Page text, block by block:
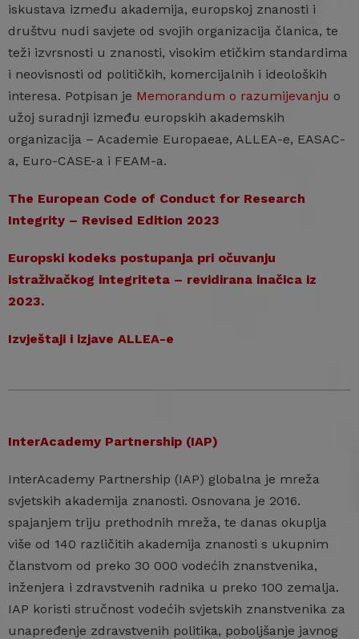
iskustava između akademija, europskoj znanosti i
društvu nudi savjete od svojih organizacija članica, te
teži izvrsnosti u znanosti, visokim etičkim standardima
i neovisnosti od političkih, komercijalnih i ideoloških
interesa. Potpisan je Memorandum o razumijevanju o
užoj suradnji između europskih akademskih
organizacija – Academie Europaeae, ALLEA-e, EASAC-
a, Euro-CASE-a i FEAM-a.
The European Code of Conduct for Research
Integrity – Revised Edition 2023
Europski kodeks postupanja pri očuvanju
istraživačkog integriteta – revidirana inačica iz
2023.
Izvještaji i izjave ALLEA-e
InterAcademy Partnership (IAP)
InterAcademy Partnership (IAP) globalna je mreža
svjetskih akademija znanosti. Osnovana je 2016.
spajanjem triju prethodnih mreža, te danas okuplja
više od 140 različitih akademija znanosti s ukupnim
članstvom od preko 30 000 vodećih znanstvenika,
inženjera i zdravstvenih radnika u preko 100 zemalja.
IAP koristi stručnost vodećih svjetskih znanstvenika za
unapređenje zdravstvenih politika, poboljšanje javnog